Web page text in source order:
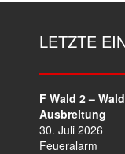
LETZTE
F Wald 2 –
Ausbreitung
30. Juli 2026
Feueralarm